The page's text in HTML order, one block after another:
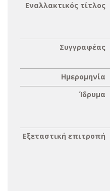
Εναλλακτικός τίτλος
Συγγραφέας
Ημερομηνία
Ίδρυμα
Εξεταστική επιτροπή